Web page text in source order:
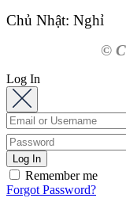
Chủ Nhật: Nghỉ
©
Log In
Remember me
Forgot Password?